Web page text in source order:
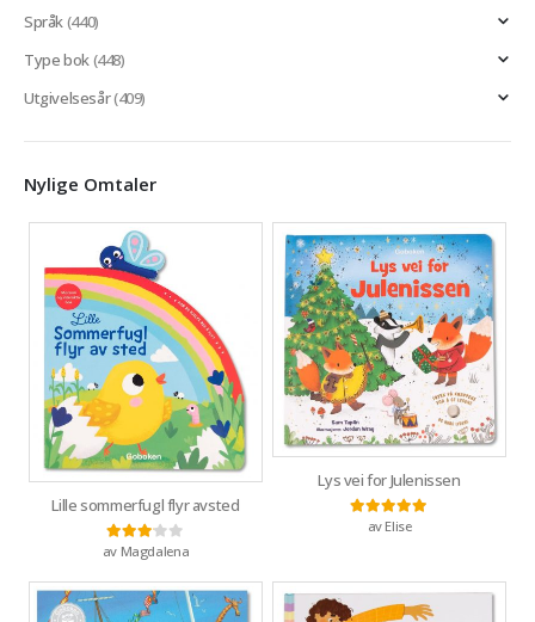
Språk(440)
Type bok(448)
Utgivelsesår(409)
Nylige Omtaler
Lille sommerfugl flyr avsted
Vurdert3av 5
av Magdalena
Lys vei for Julenissen
Vurdert5
av Elise